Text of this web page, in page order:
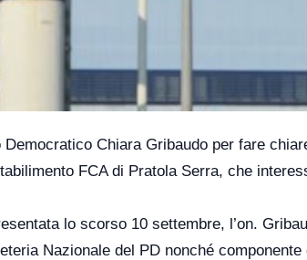
Democratico Chiara Gribaudo per fare
FCA di Pratola Serra, che
lo scorso 10 settembre, l’on.
Nazionale del PD nonché